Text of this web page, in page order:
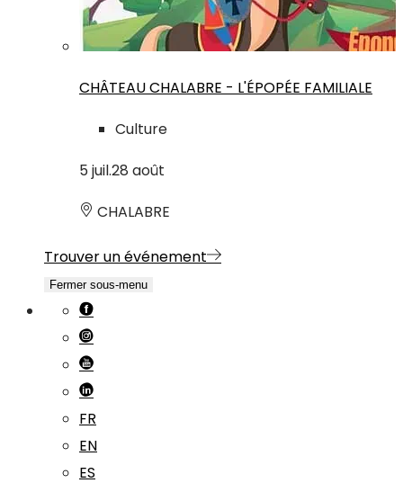
CHÂTEAU CHALABRE - L'ÉPOPÉE FAMILIALE
Culture
5 juil.28 août
CHALABRE
Trouver un événement
Fermer sous-menu
FR
EN
ES